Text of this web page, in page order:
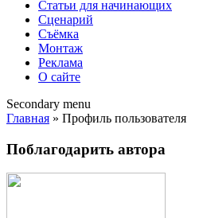
Статьи для начинающих
Сценарий
Съёмка
Монтаж
Реклама
О сайте
Secondary menu
Главная » Профиль пользователя
Поблагодарить автора